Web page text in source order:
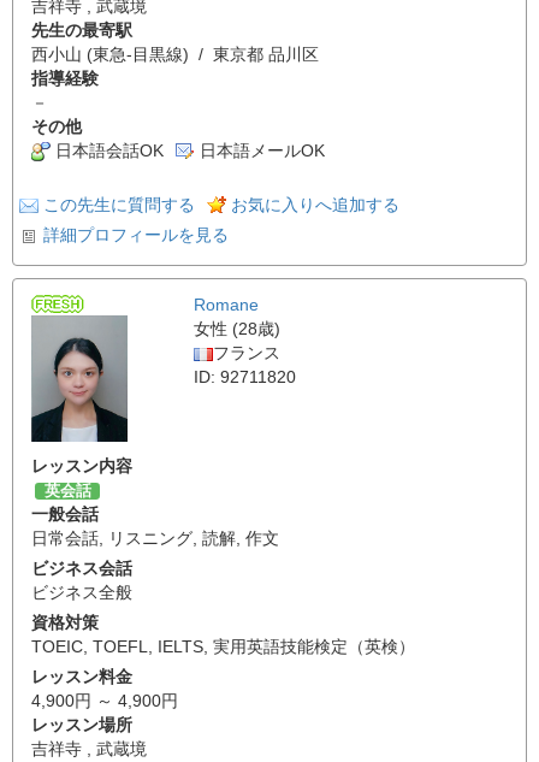
吉祥寺 , 武蔵境
先生の最寄駅
西小山 (東急-目黒線) / 東京都 品川区
指導経験
－
その他
日本語会話OK
日本語メールOK
この先生に質問する
お気に入りへ追加する
詳細プロフィールを見る
Romane
女性 (28歳)
フランス
ID: 92711820
レッスン内容
英会話
一般会話
日常会話, リスニング, 読解, 作文
ビジネス会話
ビジネス全般
資格対策
TOEIC, TOEFL, IELTS, 実用英語技能検定（英検）
レッスン料金
4,900円 ～ 4,900円
レッスン場所
吉祥寺 , 武蔵境